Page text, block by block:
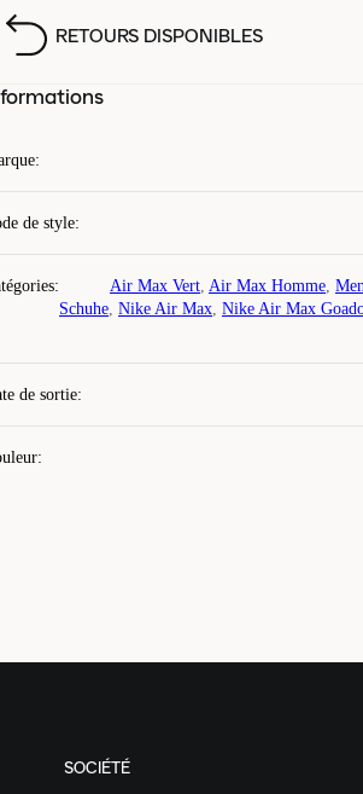
RETOURS DISPONIBLES
:
de style:
: Air Max Vert, Air Max Homme,
Schuhe, Nike Air Max, Nike Air Max
de sortie:
:
SOCIÉTÉ